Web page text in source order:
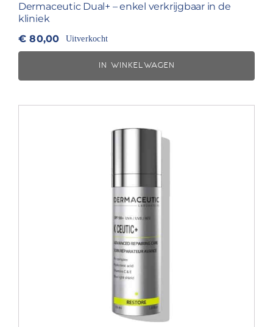
Dermaceutic Dual+ – enkel verkrijgbaar in de
kliniek
€ 80,00 Uitverkocht
IN WINKELWAGEN